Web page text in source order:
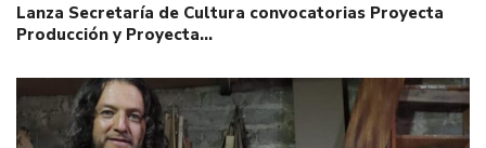
Lanza Secretaría de Cultura convocatorias Proyecta
Producción y Proyecta…